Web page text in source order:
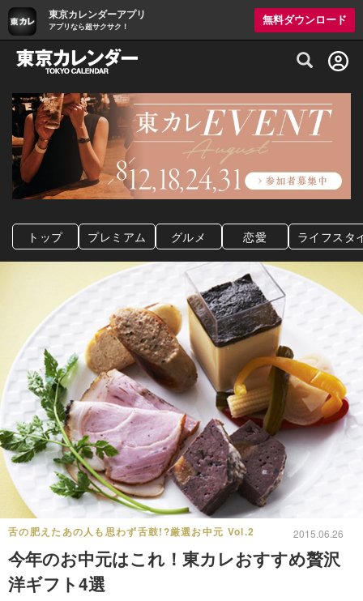
東京カレンダーアプリ
アプリなら超サクサク！
無料ダウンロード
グルメ情報・プレミアムレストラン予約
トップ プレミアム グルメ 恋愛 ライフスタ
舌の肥えたあの人も思わず舌鼓!?厳選お中元 Vol.2 2015.06.26
今年のお中元はこれ！東カレおすすめ贅沢
洋ギフト4選